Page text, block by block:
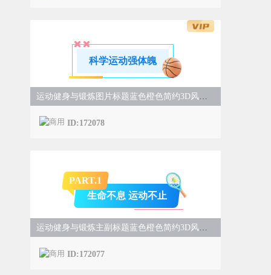
科学运动强体魄
ID:172078
PART.1
生命不息 运动不止
运动健身与锻炼主副标题蓝色橙色简约3D风样式
ID:172077